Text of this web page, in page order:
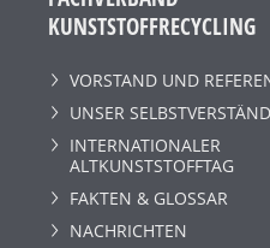
KUNSTSTOFFRECYCLING
VORSTAND UND
UNSER
INTERNATIONALER
ALTKUNSTSTOFFTAG
FAKTEN & GLOSSAR
NACHRICHTEN